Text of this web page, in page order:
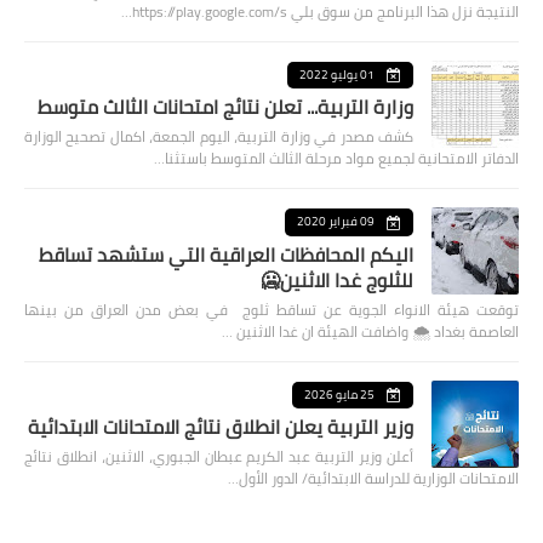
النتيجة نزل هذا البرنامج من سوق بلي https://play.google.com/s…
01 يوليو 2022
وزارة التربية... تعلن نتائج امتحانات الثالث متوسط
كشف مصدر في وزارة التربية، اليوم الجمعة، اكمال تصحيح الوزارة
الدفاتر الامتحانية لجميع مواد مرحلة الثالث المتوسط باستثنا…
09 فبراير 2020
اليكم المحافظات العراقية التي ستشهد تساقط
للثلوج غدا الاثنين🥶
توقعت هيئة الانواء الجوية عن تساقط ثلوج في بعض مدن العراق من بينها
العاصمة بغداد ⁦🌨️⁩ واضافت الهيئة ان غدا الاثنين …
25 مايو 2026
وزير التربية يعلن انطلاق نتائج الامتحانات الابتدائية
أعلن وزير التربية عبد الكريم عبطان الجبوري، الاثنين، انطلاق نتائج
الامتحانات الوزارية للدراسة الابتدائية/ الدور الأول…